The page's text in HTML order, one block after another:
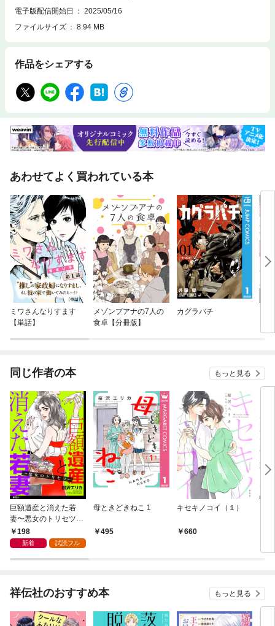
電子版配信開始日
2025/05/16
ファイルサイズ
8.94 MB
作品をシェアする
あわせてよく買われている本
ミワさんなりすます
【単話】
メゾンプアナの7人の
食卓【分冊版】
カグラバチ
同じ作者の本 もっと見る
巨額遺産と消えた若
妻〜悪女のトリセツ〜
【単話】（１）
198
新着 試読フル
母ときどきねこ 1
495
キセキノコイ（１）
660
祥伝社のおすすめ本 もっと見る